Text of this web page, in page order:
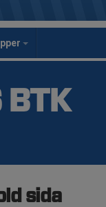
BTK
sida